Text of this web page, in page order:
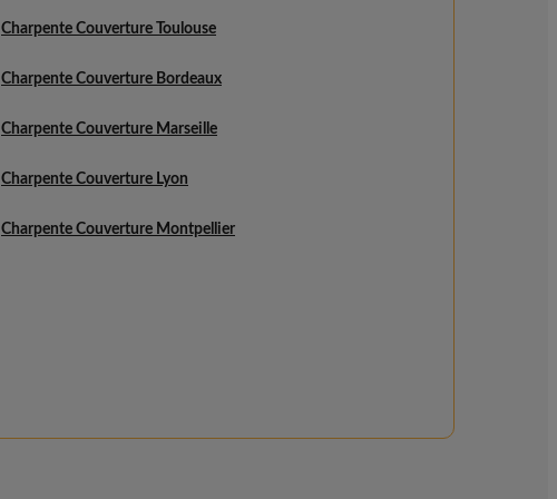
Charpente Couverture Toulouse
Charpente Couverture Bordeaux
Charpente Couverture Marseille
Charpente Couverture Lyon
Charpente Couverture Montpellier